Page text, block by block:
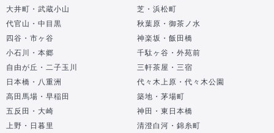
大井町・武蔵小山
芝・浜松町
代官山・中目黒
秋葉原・御茶ノ水
四谷・市ヶ谷
神楽坂・飯田橋
小石川・本郷
千駄ヶ谷・外苑前
自由が丘・二子玉川
三軒茶屋・三宿
日本橋・八重洲
代々木上原・代々木公園
高田馬場・早稲田
築地・茅場町
五反田・大崎
神田・東日本橋
上野・日暮里
清澄白河・錦糸町